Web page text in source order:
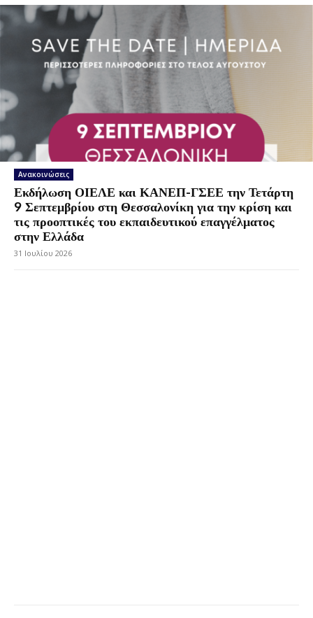
Ανακοινώσεις
Εκδήλωση ΟΙΕΛΕ και ΚΑΝΕΠ-ΓΣΕΕ την Τετάρτη
9 Σεπτεμβρίου στη Θεσσαλονίκη για την κρίση και
τις προοπτικές του εκπαιδευτικού επαγγέλματος
στην Ελλάδα
31 Ιουλίου 2026